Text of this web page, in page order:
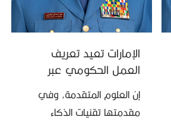
الإمارات تعيد تعريف
العمل الحكومي عبر
إن العلوم المتقدمة، وفي
مقدمتها تقنيات الذكاء